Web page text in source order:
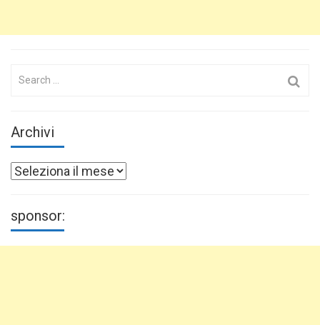
Search
Archivi
Archivi
sponsor: